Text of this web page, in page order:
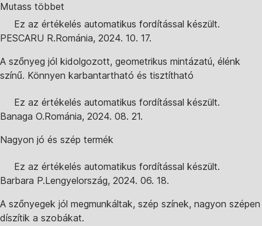
Mutass többet
Ez az értékelés automatikus fordítással készült.
PESCARU R.Románia, 2024. 10. 17.
A szőnyeg jól kidolgozott, geometrikus mintázatú, élénk
színű. Könnyen karbantartható és tisztítható
Ez az értékelés automatikus fordítással készült.
Banaga O.Románia, 2024. 08. 21.
Nagyon jó és szép termék
Ez az értékelés automatikus fordítással készült.
Barbara P.Lengyelország, 2024. 06. 18.
A szőnyegek jól megmunkáltak, szép színek, nagyon szépen
díszítik a szobákat.